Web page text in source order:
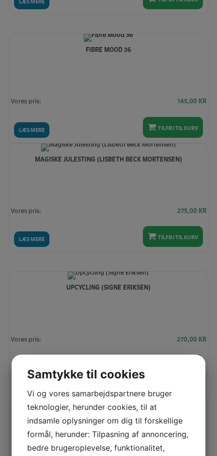
LÆS MERE
FIBRE MOOD 36
LÆS MERE
Vores pris: 145,00 KR
TILFØJ TIL KURV
MAGISKE JULESTING (LISBETH BECK MORTENSEN)
LÆS MERE
Vores pris: 275,00 KR
TILFØJ TIL KURV
UPCYCLING (SIGNE ERIKSEN)
Vores pris: 270,00 KR
Samtykke til cookies
Vi og vores samarbejdspartnere bruger
teknologier, herunder cookies, til at
indsamle oplysninger om dig til forskellige
formål, herunder: Tilpasning af annoncering,
bedre brugeroplevelse, funktionalitet,